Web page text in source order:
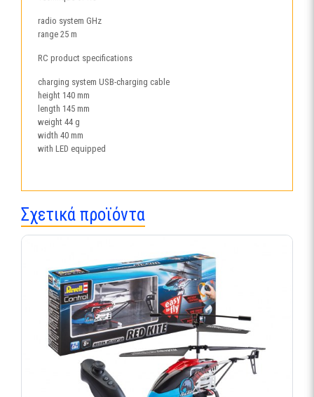
radio system GHz
range 25 m
RC product specifications
charging system USB-charging cable
height 140 mm
length 145 mm
weight 44 g
width 40 mm
with LED equipped
Σχετικά προϊόντα